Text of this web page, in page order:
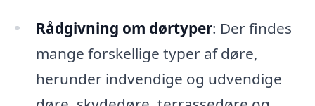
Rådgivning om dørtyper: Der findes
mange forskellige typer af døre,
herunder indvendige og udvendige